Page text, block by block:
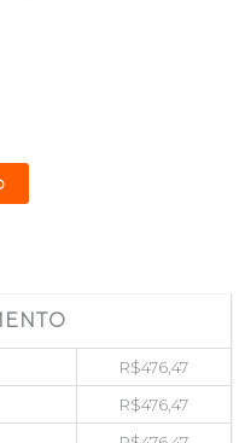
R$476,47
R$476,47